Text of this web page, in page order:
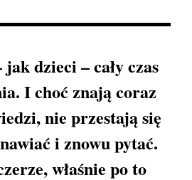
dzieci – cały czas
I choć znają coraz
nie przestają się
i znowu pytać.
właśnie po to